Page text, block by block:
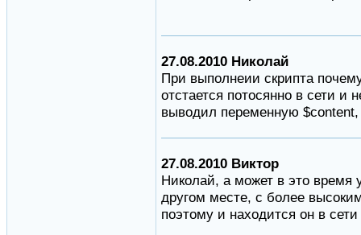
27.08.2010 Николай
При выполнеии скрипта
отстается потосянно в сети и
выводил переменную
27.08.2010 Виктор
Николай, а может в это время
другом месте, с более
поэтому и находится он в